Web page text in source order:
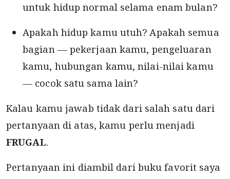
untuk hidup normal selama enam bulan?
Apakah hidup kamu utuh? Apakah semua
bagian — pekerjaan kamu, pengeluaran
kamu, hubungan kamu, nilai-nilai kamu
— cocok satu sama lain?
Kalau kamu jawab tidak dari salah satu dari
pertanyaan di atas, kamu perlu menjadi
FRUGAL.
Pertanyaan ini diambil dari buku favorit saya